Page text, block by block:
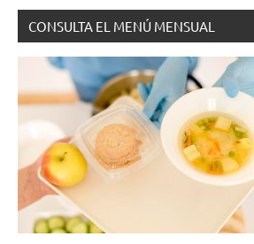
CONSULTA EL MENÚ MENSUAL